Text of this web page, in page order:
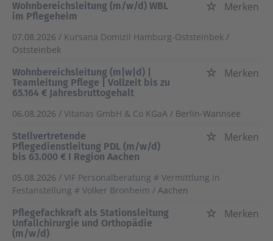
Wohnbereichsleitung (m/w/d) WBL
im Pflegeheim
Merken
07.08.2026 / Kursana Domizil Hamburg-Oststeinbek /
Oststeinbek
Wohnbereichsleitung (m|w|d) |
Teamleitung Pflege | Vollzeit bis zu
65.164 € Jahresbruttogehalt
Merken
06.08.2026 / Vitanas GmbH & Co KGaA / Berlin-Wannsee
Stellvertretende
Pflegedienstleitung PDL (m/w/d)
bis 63.000 € I Region Aachen
Merken
05.08.2026 / VIF Personalberatung # Vermittlung in
Festanstellung # Volker Bronheim / Aachen
Pflegefachkraft als Stationsleitung
Unfallchirurgie und Orthopädie
(m/w/d)
Merken